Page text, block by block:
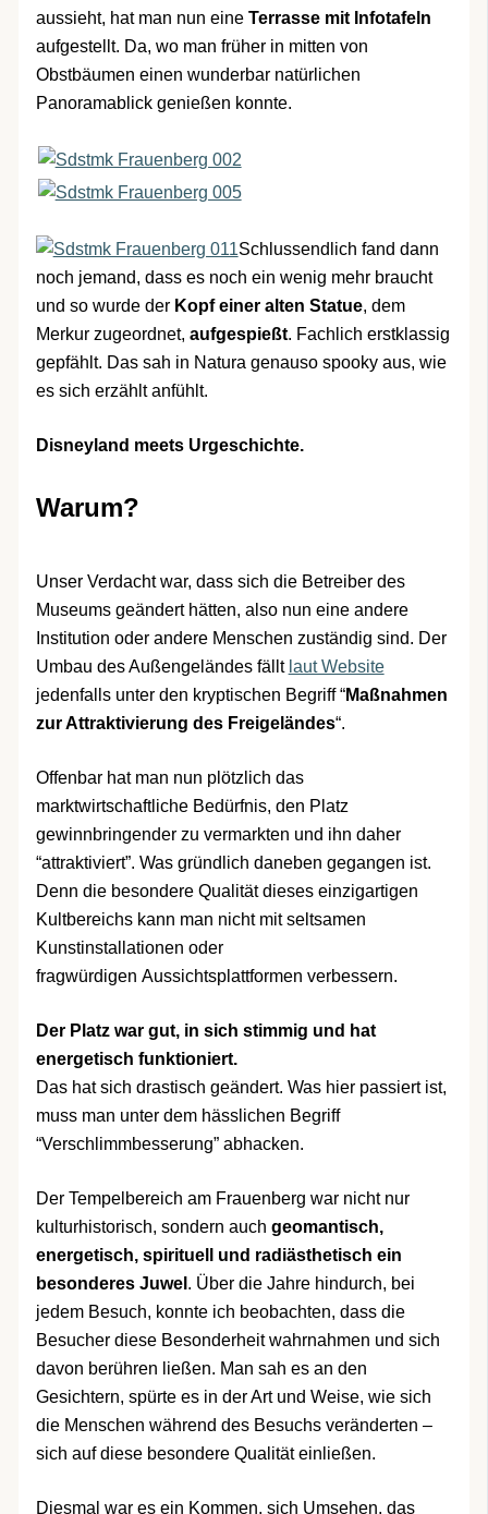
aussieht, hat man nun eine Terrasse mit Infotafeln
aufgestellt. Da, wo man früher in mitten von
Obstbäumen einen wunderbar natürlichen
Panoramablick genießen konnte.
Schlussendlich fand dann
noch jemand, dass es noch ein wenig mehr braucht
und so wurde der Kopf einer alten Statue, dem
Merkur zugeordnet, aufgespießt. Fachlich erstklassig
gepfählt. Das sah in Natura genauso spooky aus, wie
es sich erzählt anfühlt.
Disneyland meets Urgeschichte.
Warum?
Unser Verdacht war, dass sich die Betreiber des
Museums geändert hätten, also nun eine andere
Institution oder andere Menschen zuständig sind. Der
Umbau des Außengeländes fällt laut Website
jedenfalls unter den kryptischen Begriff “Maßnahmen
zur Attraktivierung des Freigeländes“.
Offenbar hat man nun plötzlich das
marktwirtschaftliche Bedürfnis, den Platz
gewinnbringender zu vermarkten und ihn daher
“attraktiviert”. Was gründlich daneben gegangen ist.
Denn die besondere Qualität dieses einzigartigen
Kultbereichs kann man nicht mit seltsamen
Kunstinstallationen oder
fragwürdigen Aussichtsplattformen verbessern.
Der Platz war gut, in sich stimmig und hat
energetisch funktioniert.
Das hat sich drastisch geändert. Was hier passiert ist,
muss man unter dem hässlichen Begriff
“Verschlimmbesserung” abhacken.
Der Tempelbereich am Frauenberg war nicht nur
kulturhistorisch, sondern auch geomantisch,
energetisch, spirituell und radiästhetisch ein
besonderes Juwel . Über die Jahre hindurch, bei
jedem Besuch, konnte ich beobachten, dass die
Besucher diese Besonderheit wahrnahmen und sich
davon berühren ließen. Man sah es an den
Gesichtern, spürte es in der Art und Weise, wie sich
die Menschen während des Besuchs veränderten –
sich auf diese besondere Qualität einließen.
Diesmal war es ein Kommen, sich Umsehen, das